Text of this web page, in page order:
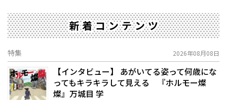
新着コンテンツ
特集 2026年08月08日
【インタビュー】 あがいてる姿って何歳にな
ってもキラキラして見える 『ホルモー燦
燦』万城目 学